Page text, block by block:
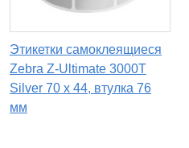
Этикетки самоклеящиеся
Zebra Z-Ultimate 3000T
Silver 70 x 44, втулка 76
мм